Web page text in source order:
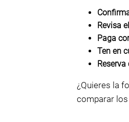
Revisa
Paga
Ten en
¿Quieres la
comparar los